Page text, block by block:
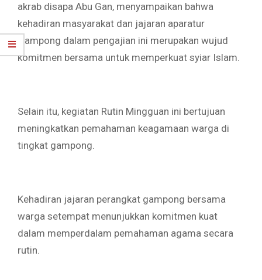
akrab disapa Abu Gan, menyampaikan bahwa
kehadiran masyarakat dan jajaran aparatur
Gampong dalam pengajian ini merupakan wujud
komitmen bersama untuk memperkuat syiar Islam.
‎Selain itu, kegiatan Rutin Mingguan ini bertujuan
meningkatkan pemahaman keagamaan warga di
tingkat gampong.
‎Kehadiran jajaran perangkat gampong bersama
warga setempat menunjukkan komitmen kuat
dalam memperdalam pemahaman agama secara
rutin.